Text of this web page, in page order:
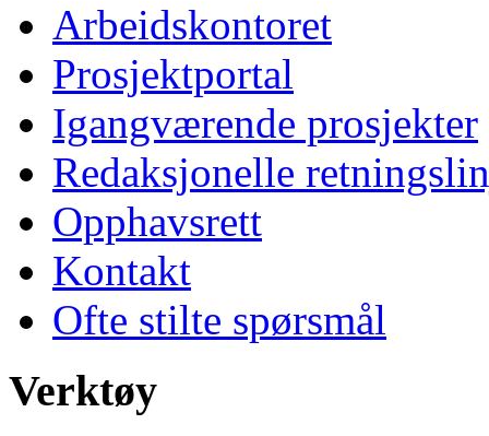
Arbeidskontoret
Prosjektportal
Igangværende prosjekter
Redaksjonelle
Opphavsrett
Kontakt
Ofte stilte spørsmål
Verktøy